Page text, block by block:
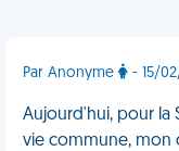
Par Anonyme - 15/
Aujourd'hui, pour la
vie commune, mon